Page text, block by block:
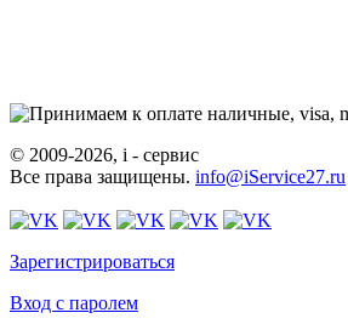
© 2009-2026, i - сервис
Все права защищены. info@iService27.ru
Зарегистрироваться
Вход с паролем